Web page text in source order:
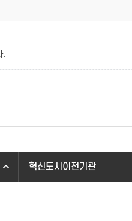
.
혁신도시이전기관